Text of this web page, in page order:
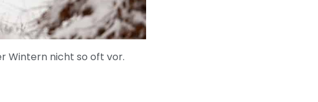
Wintern nicht so oft vor.